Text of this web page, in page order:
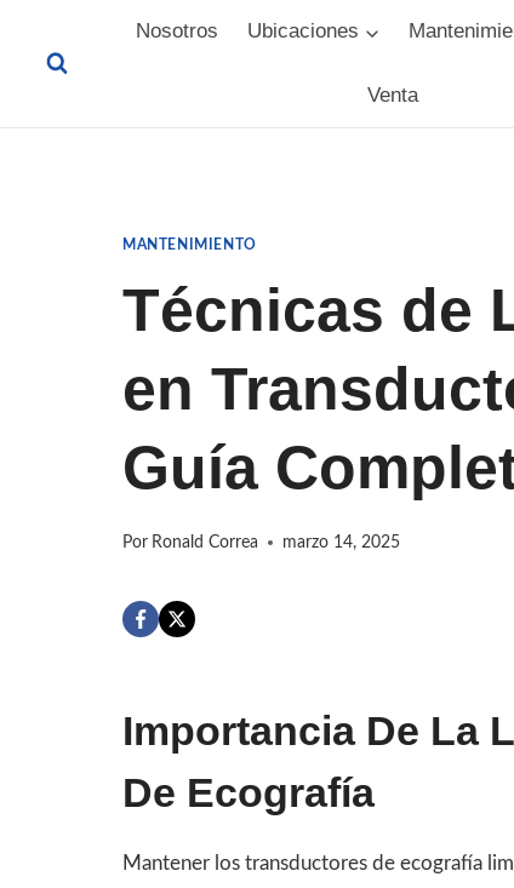
Nosotros Ubicaciones
Venta
MANTENIMIENTO
Técnicas de
en
Guía
Por Ronald Correa marzo 14, 2025
Importancia De La
De Ecografía
Mantener los transductores de ecografía